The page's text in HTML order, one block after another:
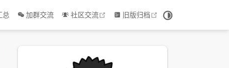
window
总 加群交流 社区交流 open in new window
旧版归档 open in new window